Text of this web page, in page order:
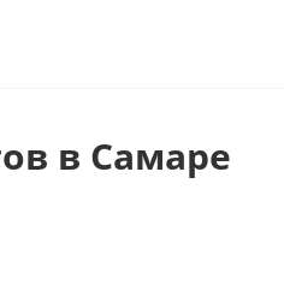
в Самаре